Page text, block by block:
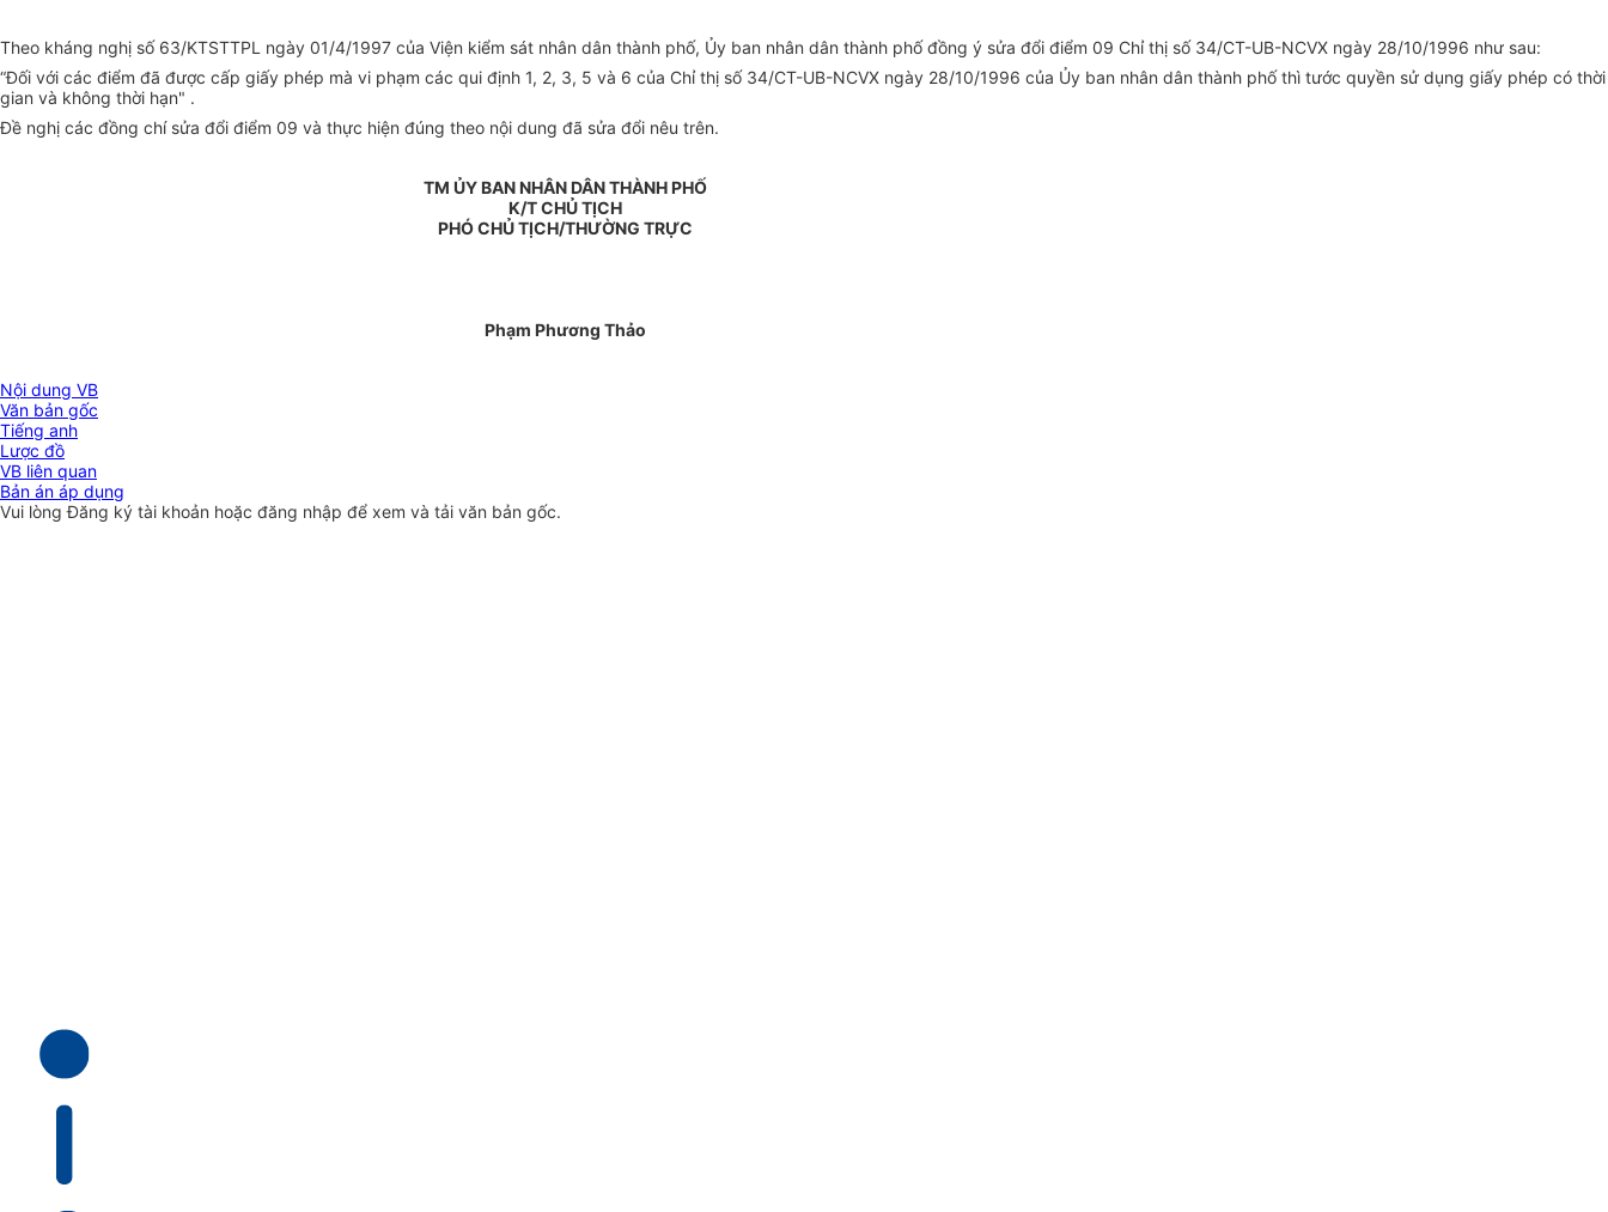
Theo kháng nghị số 63/KTSTTPL ngày 01/4/1997 của Viện kiểm sát nhân dân thành phố, Ủy ban nhân dân thành phố đồng ý sửa đổi điểm 09 Chỉ thị số 34/CT-UB-NCVX ngày 28/10/1996 như sau:
“Đối với các điểm đã được cấp giấy phép mà vi phạm các qui định 1, 2, 3, 5 và 6 của Chỉ thị số 34/CT-UB-NCVX ngày 28/10/1996 của Ủy ban nhân dân thành phố thì tước quyền sử dụng giấy phép có thời
gian và không thời hạn" .
Đề nghị các đồng chí sửa đổi điểm 09 và thực hiện đúng theo nội dung đã sửa đổi nêu trên.
TM ỦY BAN NHÂN DÂN THÀNH PHỐ
K/T CHỦ TỊCH
PHÓ CHỦ TỊCH/THƯỜNG TRỰC
Phạm Phương Thảo
Nội dung VB
Văn bản gốc
Tiếng anh
Lược đồ
VB liên quan
Bản án áp dụng
Vui lòngĐăng ký tài khoản hoặc đăng nhập để xem và tải văn bản gốc.